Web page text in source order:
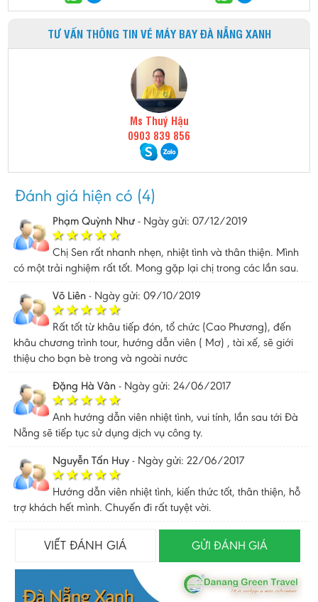
TƯ VẤN THÔNG TIN VÉ MÁY BAY ĐÀ NẴNG XANH
Ms Thuý Hậu
0903 839 856
Đánh giá hiện có (4)
Phạm Quỳnh Như - Ngày gửi: 07/12/2019
Chị Sen rất nhanh nhẹn, nhiệt tình và thân thiện. Mình
có một trải nghiệm rất tốt. Mong gặp lại chị trong các lần sau.
Võ Liên - Ngày gửi: 09/10/2019
Rất tốt từ khâu tiếp đón, tổ chức (Cao Phương), đến
khâu chương trình tour, hướng dẫn viên ( Mơ) , tài xế, sẽ giới
thiệu cho bạn bè trong và ngoài nước
Đặng Hà Vân - Ngày gửi: 24/06/2017
Anh hướng dẫn viên nhiệt tình, vui tính, lần sau tới Đà
Nẵng sẽ tiếp tục sử dụng dịch vụ công ty.
Nguyễn Tấn Huy - Ngày gửi: 22/06/2017
Hướng dẫn viên nhiệt tình, kiến thức tốt, thân thiện, hỗ
trợ khách hết mình. Chuyến đi rất tuyệt vời.
VIẾT ĐÁNH GIÁ GỬI ĐÁNH GIÁ